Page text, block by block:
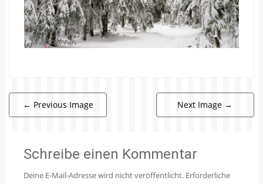
← Previous Image Next Image →
Schreibe einen Kommentar
Deine E-Mail-Adresse wird nicht veröffentlicht. Erforderliche